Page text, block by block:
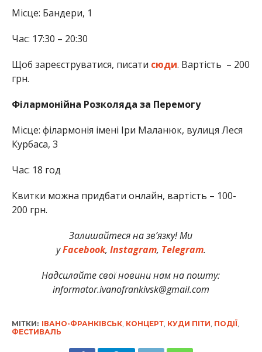
Місце: Бандери, 1
Час: 17:30 – 20:30
Щоб зареєструватися, писати сюди. Вартість – 200
грн.
Філармонійна Розколяда за Перемогу
Місце: філармонія імені Іри Маланюк, вулиця Леся
Курбаса, 3
Час: 18 год
Квитки можна придбати онлайн, вартість – 100-
200 грн.
Залишайтеся на зв’язку! Ми
уFacebook, Instagram, Telegram.
Надсилайте свої новини нам на пошту:
informator.ivanofrankivsk@gmail.com
МІТКИ: ІВАНО-ФРАНКІВСЬК, КОНЦЕРТ, КУДИ ПІТИ ПОДІЇ
ФЕСТИВАЛЬ